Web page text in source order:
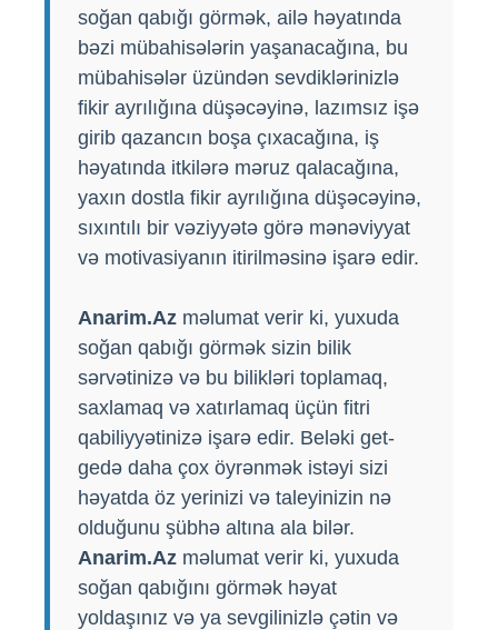
soğan qabığı görmək, ailə həyatında
bəzi mübahisələrin yaşanacağına, bu
mübahisələr üzündən sevdiklərinizlə
fikir ayrılığına düşəcəyinə, lazımsız işə
girib qazancın boşa çıxacağına, iş
həyatında itkilərə məruz qalacağına,
yaxın dostla fikir ayrılığına düşəcəyinə,
sıxıntılı bir vəziyyətə görə mənəviyyat
və motivasiyanın itirilməsinə işarə edir.
Anarim.Az məlumat verir ki, yuxuda
soğan qabığı görmək sizin bilik
sərvətinizə və bu bilikləri toplamaq,
saxlamaq və xatırlamaq üçün fitri
qabiliyyətinizə işarə edir. Beləki get-
gedə daha çox öyrənmək istəyi sizi
həyatda öz yerinizi və taleyinizin nə
olduğunu şübhə altına ala bilər.
Anarim.Az məlumat verir ki, yuxuda
soğan qabığını görmək həyat
yoldaşınız və ya sevgilinizlə çətin və